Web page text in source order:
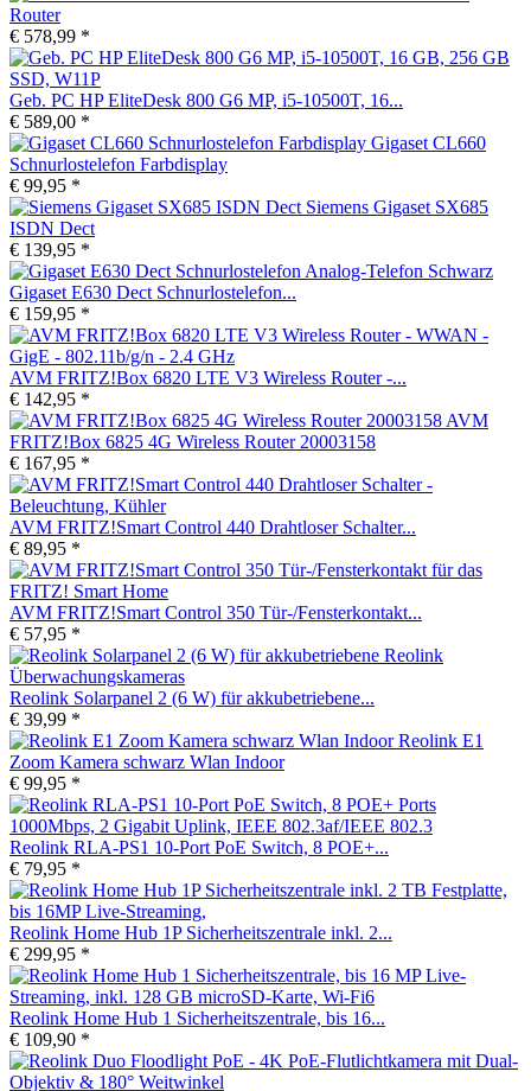
Router
€ 578,99 *
Geb. PC HP EliteDesk 800 G6 MP, i5-10500T, 16...
€ 589,00 *
Gigaset CL660
Schnurlostelefon Farbdisplay
€ 99,95 *
Siemens Gigaset SX685
ISDN Dect
€ 139,95 *
Gigaset E630 Dect Schnurlostelefon...
€ 159,95 *
AVM FRITZ!Box 6820 LTE V3 Wireless Router -...
€ 142,95 *
AVM
FRITZ!Box 6825 4G Wireless Router 20003158
€ 167,95 *
AVM FRITZ!Smart Control 440 Drahtloser Schalter...
€ 89,95 *
AVM FRITZ!Smart Control 350 Tür-/Fensterkontakt...
€ 57,95 *
Reolink Solarpanel 2 (6 W) für akkubetriebene...
€ 39,99 *
Reolink E1
Zoom Kamera schwarz Wlan Indoor
€ 99,95 *
Reolink RLA-PS1 10-Port PoE Switch, 8 POE+...
€ 79,95 *
Reolink Home Hub 1P Sicherheitszentrale inkl. 2...
€ 299,95 *
Reolink Home Hub 1 Sicherheitszentrale, bis 16...
€ 109,90 *